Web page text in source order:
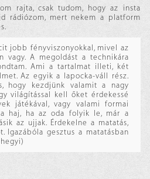
rajta, csak tudom, hogy az insta
rádiózom, mert nekem a platform
jobb fényviszonyokkal, mivel az
vagy. A megoldást a technikára
Ami a tartalmat illeti, két
Az egyik a lapocka-váll rész.
hogy kezdjünk valamit a nagy
világítással kell őket érdekessé
játékával, vagy valami formai
haj, ha az oda folyik le, már a
az ujjak. Érdekelne a matatás,
Igazábóla gesztus a matatásban